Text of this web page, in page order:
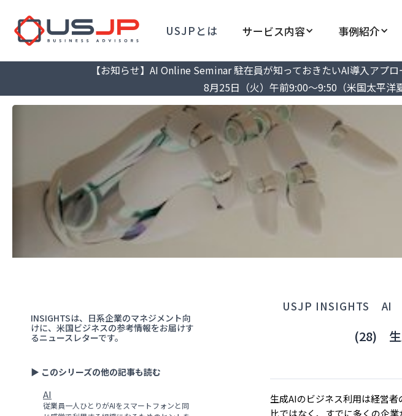
USJPとは サービス内容 事例紹介
【お知らせ】AI Online Seminar 駐在員が知っておきたいAI導入ア
8月25日（火）午前9:00～9:50（米国太平
INSIGHTSは、日系企業のマネジメント向
けに、米国ビジネスの参考情報をお届けす
るニュースレターです。
▶ このシリーズの他の記事も読む
AI
従業員一人ひとりがAIをスマートフォンと同
USJP INSIGHTS AI
(28) 生
生成AIのビジネス利用は経営
比ではなく、すでに多くの企業